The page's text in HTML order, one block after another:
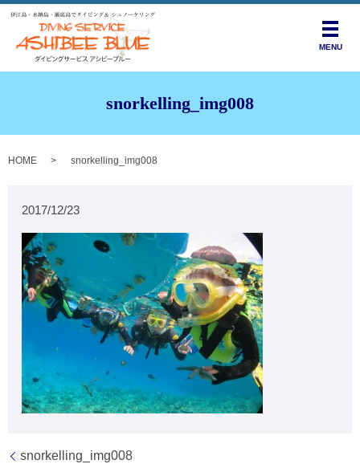
メニ
MENU
snorkelling_img008
HOME snorkelling_img008
2017/12/23
snorkelling_img008